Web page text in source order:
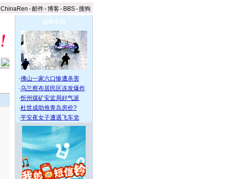
ChinaRen -邮件-博客- BBS-搜狗
点击今日
·佛山一家六口惨遭杀害
·乌兰察布居民区连发爆炸
·忻州煤矿安监局好气派
·杜世成助推青岛房价?
·平安夜女子遭遇飞车党